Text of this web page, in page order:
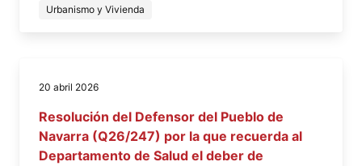
Urbanismo y Vivienda
20 abril 2026
Resolución del Defensor del Pueblo de
Navarra (Q26/247) por la que recuerda al
Departamento de Salud el deber de